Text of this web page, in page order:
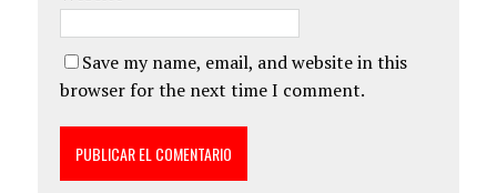
Save my name, email, and website in this
browser for the next time I comment.